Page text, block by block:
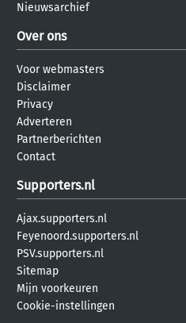
Nieuwsarchief
Over ons
Voor webmasters
Disclaimer
Privacy
Adverteren
Partnerberichten
Contact
Supporters.nl
Ajax.supporters.nl
Feyenoord.supporters.nl
PSV.supporters.nl
Sitemap
Mijn voorkeuren
Cookie-instellingen